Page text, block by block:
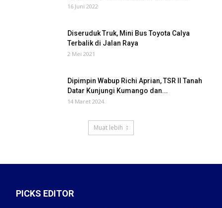
16 Juni 2022
Diseruduk Truk, Mini Bus Toyota Calya
Terbalik di Jalan Raya
2 Mei 2021
Dipimpin Wabup Richi Aprian, TSR II Tanah
Datar Kunjungi Kumango dan...
14 Maret 2024
Muat lebih
PICKS EDITOR